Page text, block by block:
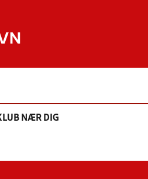
NÆR DIG